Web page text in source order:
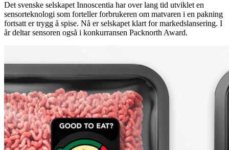
Det svenske selskapet Innoscentia har over lang tid utviklet en
sensorteknologi som forteller forbrukeren om matvaren i en pakning
fortsatt er trygg å spise. Nå er selskapet klart for markedslansering. I
år deltar sensoren også i konkurransen Packnorth Award.